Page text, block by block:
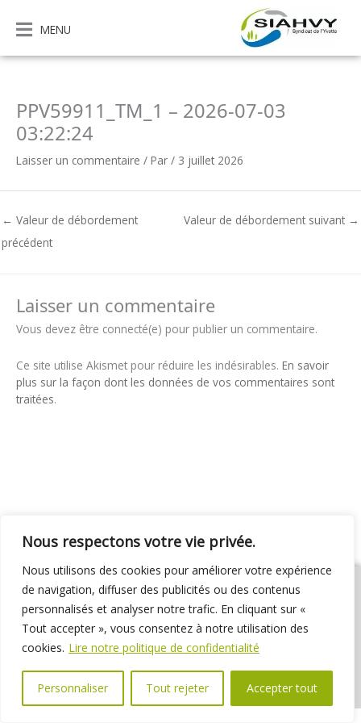
Nous respectons votre vie privée.
Nous utilisons des cookies pour améliorer votre expérience
de navigation, diffuser des publicités ou des contenus
personnalisés et analyser notre trafic. En cliquant sur «
Tout accepter », vous consentez à notre utilisation des
cookies. Lire notre politique de confidentialité
Personnaliser Tout rejeter Accepter tout
contenu
MENU
PPV59911_TM_1 – 2026-07-03
03:22:24
Laisser un commentaire / Par / 3 juillet 2026
← Valeur de débordement
précédent
Valeur de débordement suivant →
Laisser un commentaire
Vous devez être connecté(e) pour publier un commentaire.
Ce site utilise Akismet pour réduire les indésirables. En savoir
plus sur la façon dont les données de vos commentaires sont
traitées.
01 69 31 72 10 01 69 31 37 31
Nous contacter
Espace élus
Marchés publics Délibérations